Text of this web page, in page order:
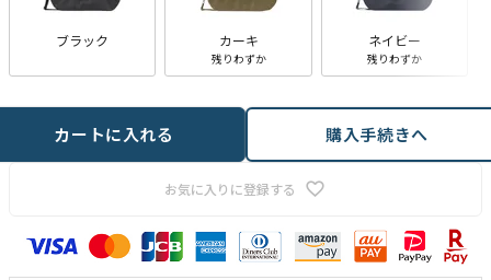
ブラック カーキ
残りわずか
ネイビー
残りわずか
お気に入りに登録する
カートに入れる 購入手続きへ